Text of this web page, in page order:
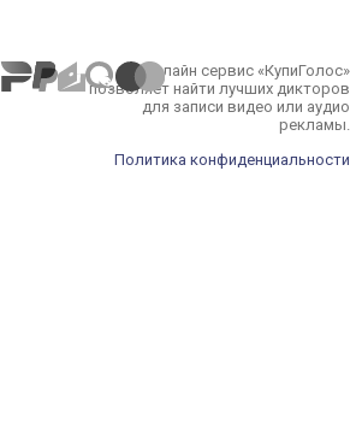
Онлайн сервис «КупиГолос»
позволяет найти лучших дикторов
для записи видео или аудио
рекламы.
Политика конфиденциальности